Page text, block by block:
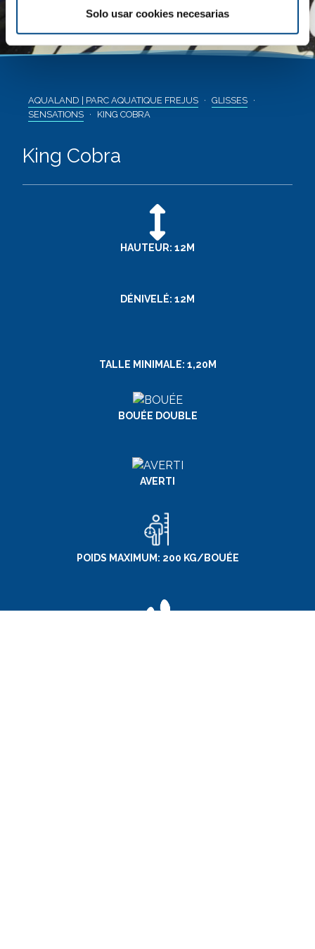
Solo usar cookies necesarias
AQUALAND | PARC AQUATIQUE FREJUS
GLISSES
SENSATIONS
KING COBRA
King Cobra
HAUTEUR: 12M
DÉNIVELÉ: 12M
TALLE MINIMALE: 1,20M
BOUÉE DOUBLE
AVERTI
POIDS MAXIMUM: 200 KG/BOUÉE